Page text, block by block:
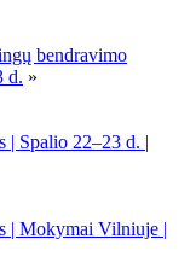
bendravimo
d. »
Spalio 22–23 d. |
| Mokymai Vilniuje |